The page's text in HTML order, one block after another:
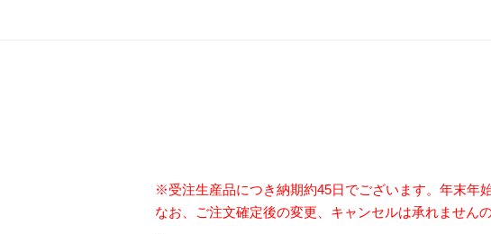
※受注生産品につき納期約45日でございます。年末年
なお、ご注文確定後の変更、キャンセルは承れません